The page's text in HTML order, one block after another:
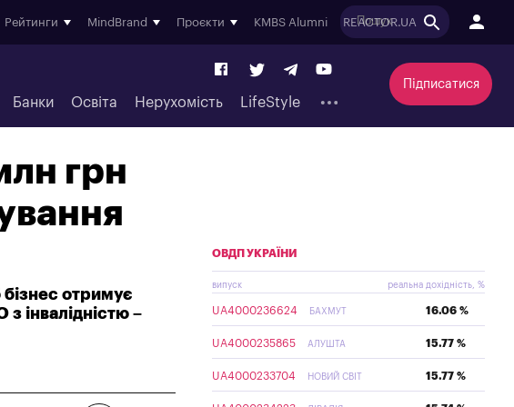
Рейтинги MindBrand Проєкти KMBS Alumni REACTOR.UA
Банки Освіта Нерухомість LifeStyle
Підписатися
грн
отримує
інвалідністю –
ОВДП УКРАЇНИ
випуск реальна дохідність, %
UA4000236624 БАХМУТ 16.06 %
UA4000235865 АЛУШТА 15.77 %
UA4000233704 НОВИЙ СВІТ 15.77 %